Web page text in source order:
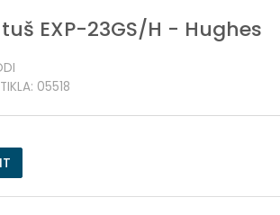
EXP-23GS/H - Hughes
05518